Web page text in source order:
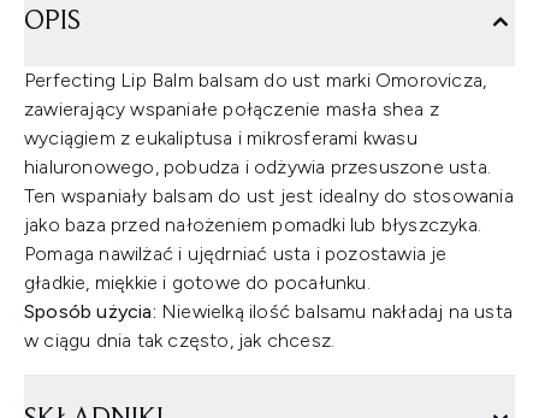
OPIS
Perfecting Lip Balm balsam do ust marki Omorovicza,
zawierający wspaniałe połączenie masła shea z
wyciągiem z eukaliptusa i mikrosferami kwasu
hialuronowego, pobudza i odżywia przesuszone usta.
Ten wspaniały balsam do ust jest idealny do stosowania
jako baza przed nałożeniem pomadki lub błyszczyka.
Pomaga nawilżać i ujędrniać usta i pozostawia je
gładkie, miękkie i gotowe do pocałunku.
Sposób użycia: Niewielką ilość balsamu nakładaj na usta
w ciągu dnia tak często, jak chcesz.